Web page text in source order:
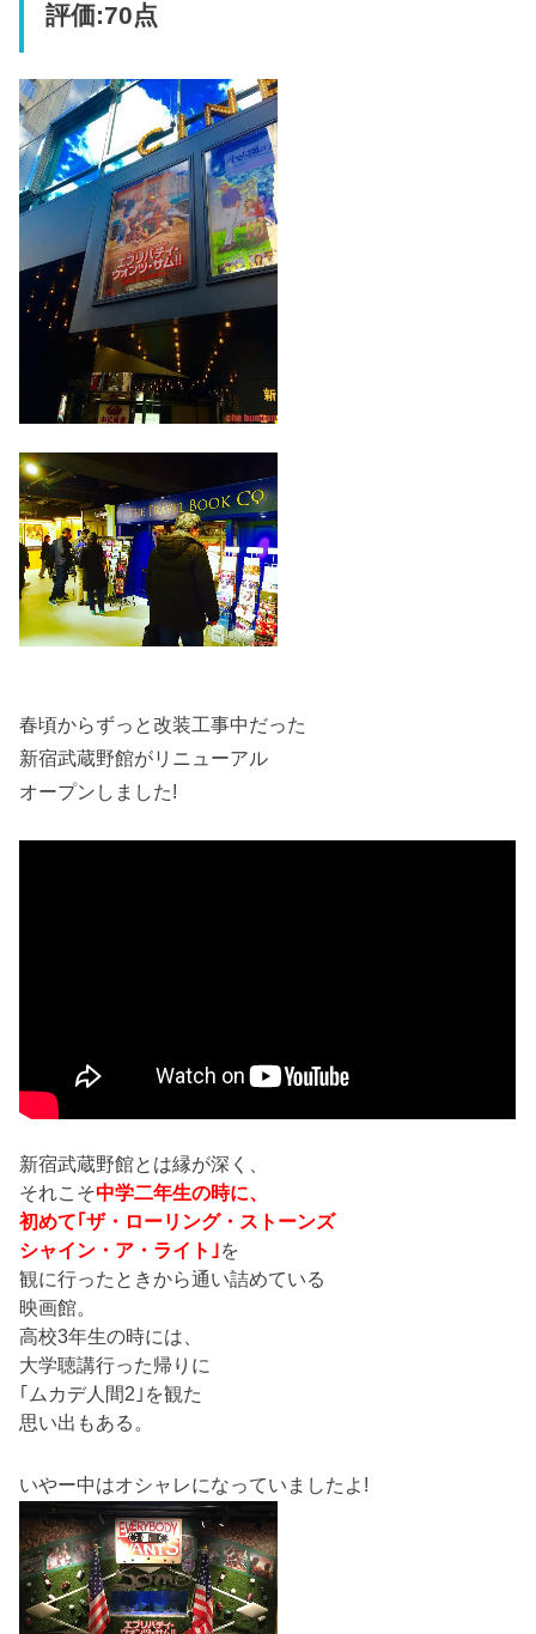
評価:70点
春頃からずっと改装工事中だった
新宿武蔵野館がリニューアル
オープンしました!
新宿武蔵野館とは縁が深く、
それこそ中学二年生の時に、
初めて｢ザ・ローリング・ストーンズ
シャイン・ア・ライト｣を
観に行ったときから通い詰めている
映画館。
高校3年生の時には、
大学聴講行った帰りに
｢ムカデ人間2｣を観た
思い出もある。
いやー中はオシャレになっていましたよ!